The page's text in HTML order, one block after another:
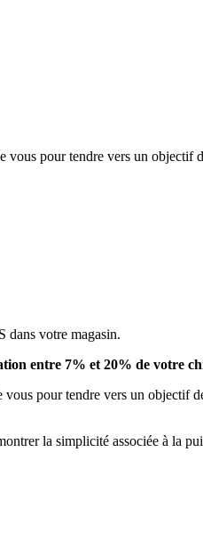
vous pour tendre vers un objectif
votre magasin.
entre 7% et 20% de votre
pour tendre vers un objectif
la simplicité associée à la